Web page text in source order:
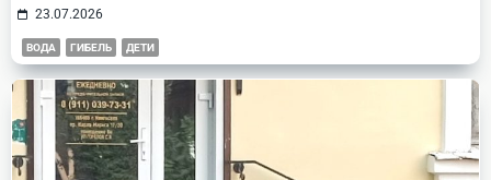
23.07.2026
ВОДА ГИБЕЛЬ ДЕТИ